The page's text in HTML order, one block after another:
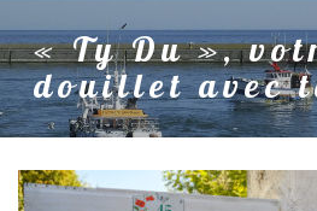
« Ty Du »,
douillet avec